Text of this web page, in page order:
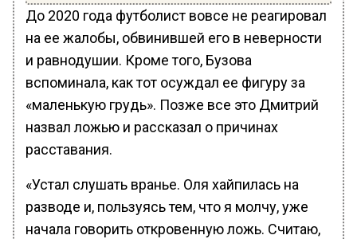
До 2020 года футболист вовсе не реагировал
на ее жалобы, обвинившей его в неверности
и равнодушии. Кроме того, Бузова
вспоминала, как тот осуждал ее фигуру за
«маленькую грудь». Позже все это Дмитрий
назвал ложью и рассказал о причинах
расставания.
«Устал слушать вранье. Оля хайпилась на
разводе и, пользуясь тем, что я молчу, уже
начала говорить откровенную ложь. Считаю,